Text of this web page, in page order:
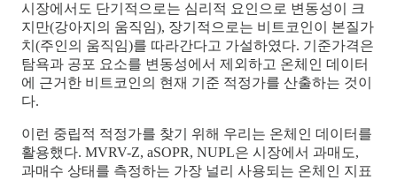
시장에서도 단기적으로는 심리적 요인으로 변동성이 크
지만(강아지의 움직임), 장기적으로는 비트코인이 본질가
치(주인의 움직임)를 따라간다고 가설하였다. 기준가격은
탐욕과 공포 요소를 변동성에서 제외하고 온체인 데이터
에 근거한 비트코인의 현재 기준 적정가를 산출하는 것이
다.
이런 중립적 적정가를 찾기 위해 우리는 온체인 데이터를
활용했다. MVRV-Z, aSOPR, NUPL은 시장에서 과매도,
과매수 상태를 측정하는 가장 널리 사용되는 온체인 지표